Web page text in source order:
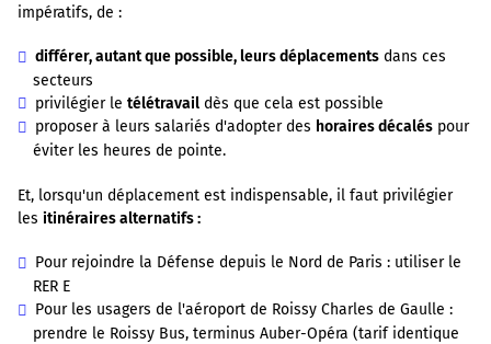
impératifs, de :
différer, autant que possible, leurs déplacements dans ces
secteurs
privilégier letélétravail dès que cela est possible
proposer à leurs salariés d'adopter des horaires décalés pour
éviter les heures de pointe.
Et, lorsqu'un déplacement est indispensable, il faut privilégier
les itinéraires alternatifs :
Pour rejoindre la Défense depuis le Nord de Paris : utiliser le
RER E
Pour les usagers de l'aéroport de Roissy Charles de Gaulle :
prendre le Roissy Bus, terminus Auber-Opéra (tarif identique